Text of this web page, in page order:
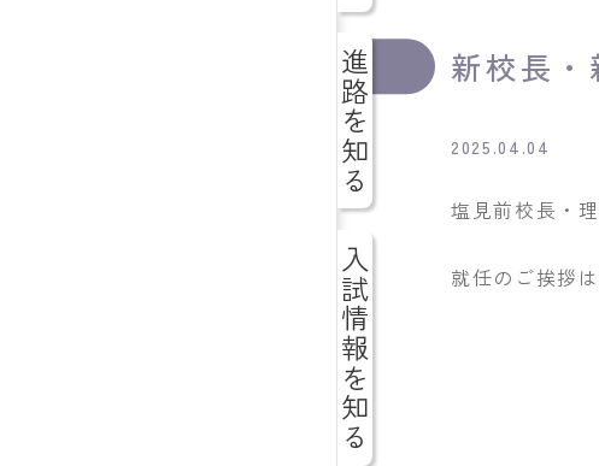
進路を知る
入試情報を知る
新校長
2025.04.04
塩見前校長・
就任のご挨拶